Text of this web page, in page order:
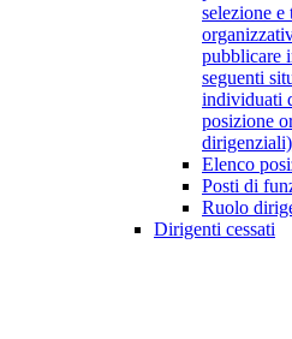
selezione
pubblicare
seguenti
individuati
posizione
dirigenziali)
Elenco
Posti di
Ruolo
Dirigenti cessati